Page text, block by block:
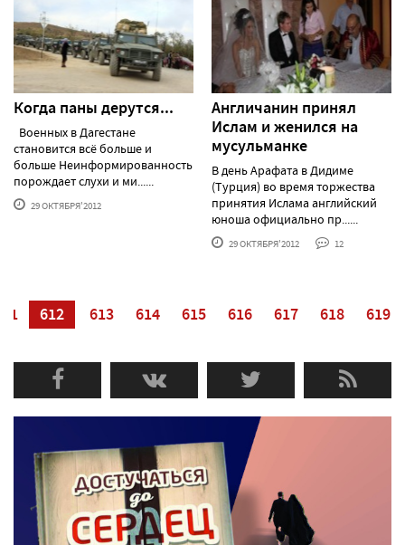
Когда паны дерутся...
Военных в Дагестане
становится всё больше и
больше Неинформированность
порождает слухи и ми......
29 ОКТЯБРЯ'2012
Англичанин принял
Ислам и женился на
мусульманке
В день Арафата в Дидиме
(Турция) во время торжества
принятия Ислама английский
юноша официально пр......
29 ОКТЯБРЯ'2012 12
612 613 614 615 616 617 618 619